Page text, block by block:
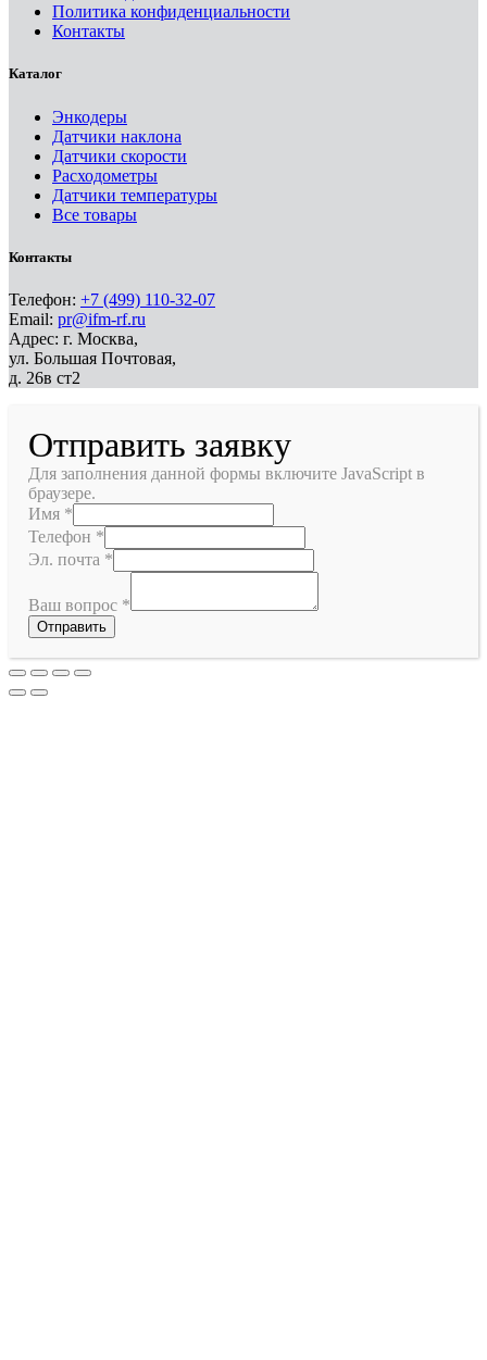
Политика конфиденциальности
Контакты
Каталог
Энкодеры
Датчики наклона
Датчики скорости
Расходометры
Датчики температуры
Все товары
Контакты
Телефон: +7 (499) 110-32-07
Email: pr@ifm-rf.ru
Адрес: г. Москва,
ул. Большая Почтовая,
д. 26в ст2
Отправить заявку
Для заполнения данной формы включите JavaScript в
браузере.
Имя *
Телефон *
Эл. почта *
Ваш вопрос *
Отправить